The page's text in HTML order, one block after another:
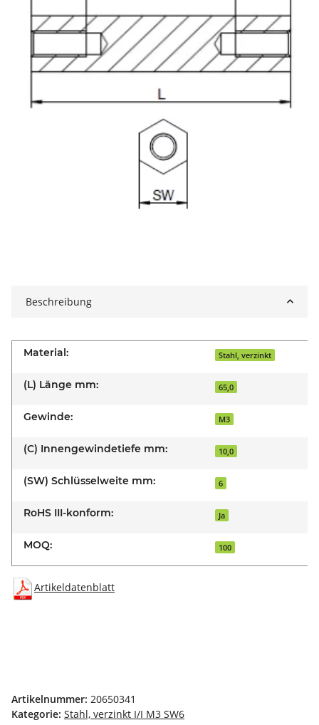
Beschreibung
Material: Stahl, verzinkt
(L) Länge mm: 65,0
Gewinde: M3
(C) Innengewindetiefe mm: 10,0
(SW) Schlüsselweite mm: 6
RoHS III-konform: Ja
MOQ: 100
Artikeldatenblatt
Artikelnummer: 20650341
Kategorie: Stahl, verzinkt I/I M3 SW6